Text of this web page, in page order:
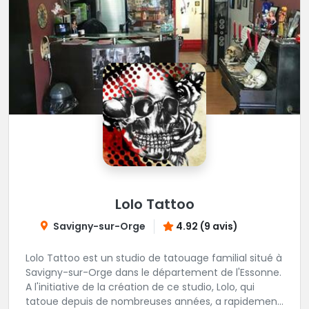
Lolo Tattoo
Savigny-sur-Orge 4.92 (9 avis)
Lolo Tattoo est un studio de tatouage familial situé à
Savigny-sur-Orge dans le département de l'Essonne.
A l'initiative de la création de ce studio, Lolo, qui
tatoue depuis de nombreuses années, a rapidement